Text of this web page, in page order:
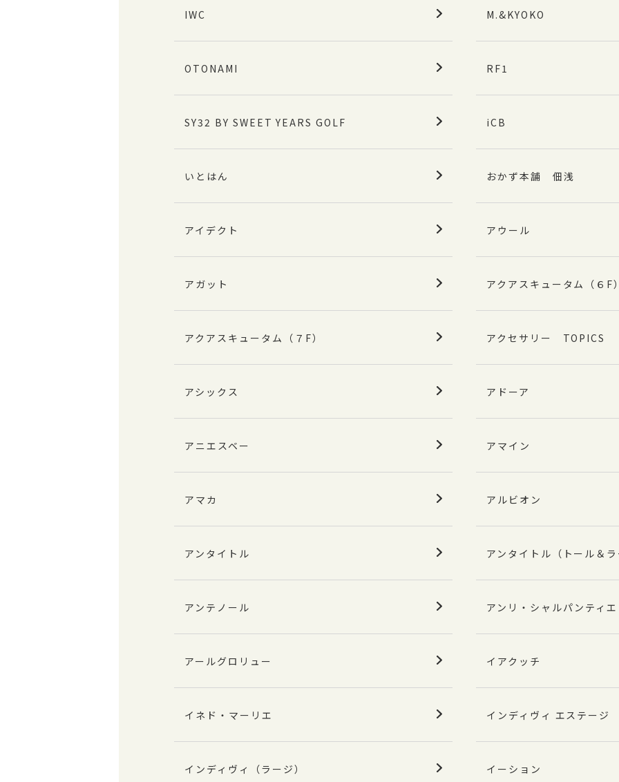
IWC M.&KYOKO
OTONAMI RF1
SY32 BY SWEET YEARS GOLF iCB
いとはん おかず本舗 佃浅
アイデクト アウール
アガット アクアスキュータム（６F
アクアスキュータム（７F） アクセサリー TOPICS
アシックス アドーア
アニエスベー アマイン
アマカ アルビオン
アンタイトル アンタイトル（トール＆
アンテノール アンリ・シャルパンティエ
アールグロリュー イアクッチ
イネド・マーリエ インディヴィ エステージ
インディヴィ（ラージ） イーション